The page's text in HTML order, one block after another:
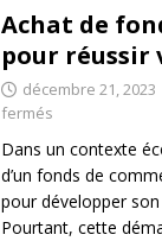
Achat de
pour réussir
décembre 21, 2023
fermés
Dans un contexte
d’un fonds de
pour développer
Pourtant, cette